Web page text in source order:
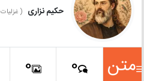
حکیم نزاری (غزلیات
متن 0
0